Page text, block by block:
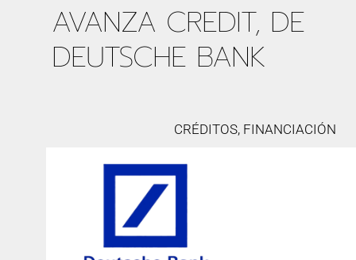
AVANZA CREDIT, DE
DEUTSCHE BANK
CRÉDITOS, FINANCIACIÓN